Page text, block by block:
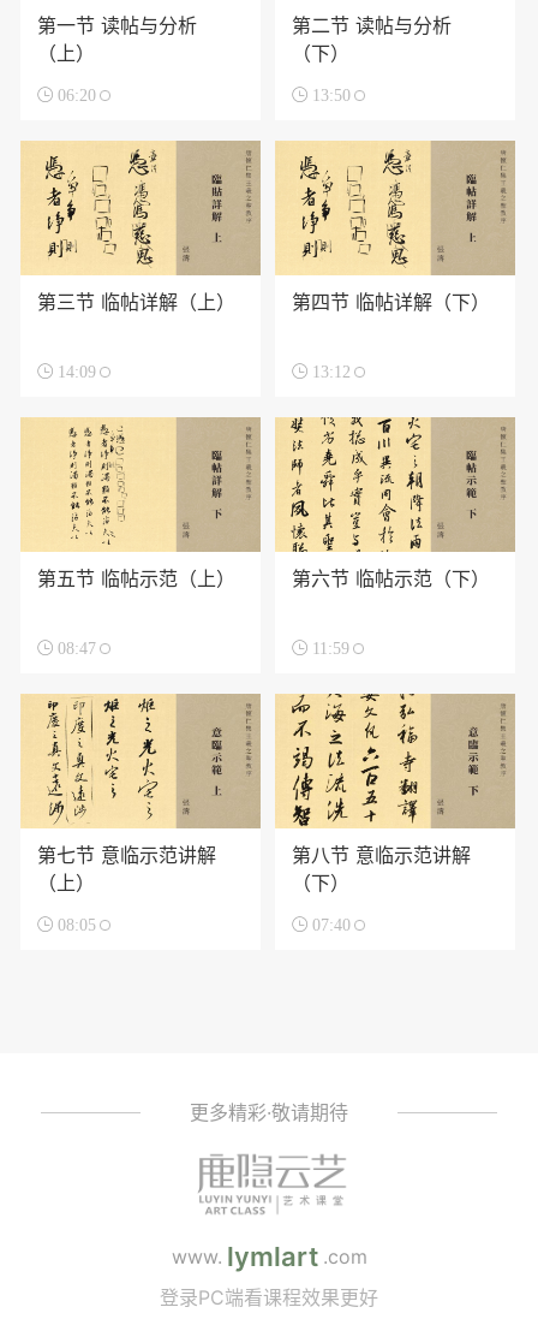
第一节 读帖与分析
（上）
 06:20
第二节 读帖与分析
（下）
 13:50
第三节 临帖详解（上）
 14:09
第四节 临帖详解（下）
 13:12
第五节 临帖示范（上）
 08:47
第六节 临帖示范（下）
 11:59
第七节 意临示范讲解
（上）
 08:05
第八节 意临示范讲解
（下）
 07:40
更多精彩·敬请期待
www. lymlart .com
登录PC端看课程效果更好